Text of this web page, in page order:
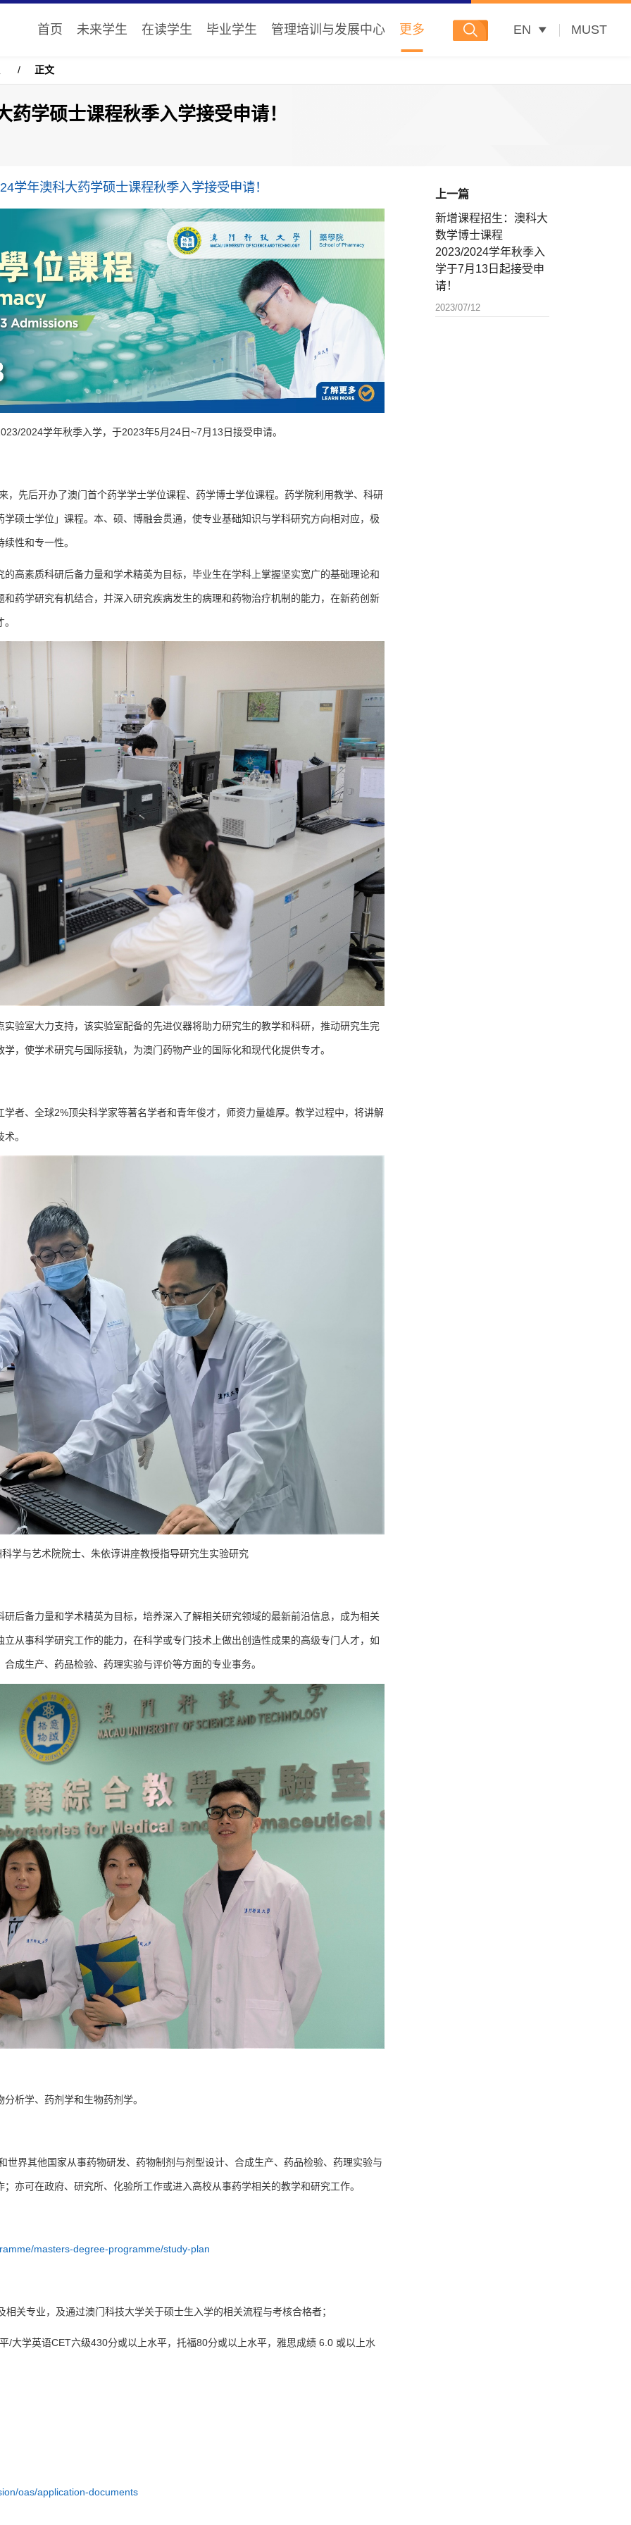
首页 未来学生 在读学生 毕业学生 管理培训与发展中心 更多 EN MUST
/ 正文
药学硕士课程秋季入学接受申请！
学年澳科大药学硕士课程秋季入学接受申请！
2024学年秋季入学，于2023年5月24日~7月13日接受申请。
，先后开办了澳门首个药学学士学位课程、药学博士学位课程。药学院利用教学、科研
硕士学位」课程。本、硕、博融会贯通，使专业基础知识与学科研究方向相对应，极
性和专一性。
高素质科研后备力量和学术精英为目标，毕业生在学科上掌握坚实宽广的基础理论和
药学研究有机结合，并深入研究疾病发生的病理和药物治疗机制的能力，在新药创新
验室大力支持，该实验室配备的先进仪器将助力研究生的教学和科研，推动研究生完
，使学术研究与国际接轨，为澳门药物产业的国际化和现代化提供专才。
者、全球2%顶尖科学家等著名学者和青年俊才，师资力量雄厚。教学过程中，将讲解
。
学与艺术院院士、朱依谆讲座教授指导研究生实验研究
后备力量和学术精英为目标，培养深入了解相关研究领域的最新前沿信息，成为相关
从事科学研究工作的能力，在科学或专门技术上做出创造性成果的高级专门人才，如
成生产、药品检验、药理实验与评价等方面的专业事务。
析学、药剂学和生物药剂学。
世界其他国家从事药物研发、药物制剂与剂型设计、合成生产、药品检验、药理实验与
亦可在政府、研究所、化验所工作或进入高校从事药学相关的教学和研究工作。
masters-degree-programme/study-plan
关专业，及通过澳门科技大学关于硕士生入学的相关流程与考核合格者；
/大学英语CET六级430分或以上水平，托福80分或以上水平，雅思成绩 6.0 或以上水
oas/application-documents
上一篇
新增课程招生：澳科大
数学博士课程
2023/2024学年秋季入
学于7月13日起接受申
请！
2023/07/12